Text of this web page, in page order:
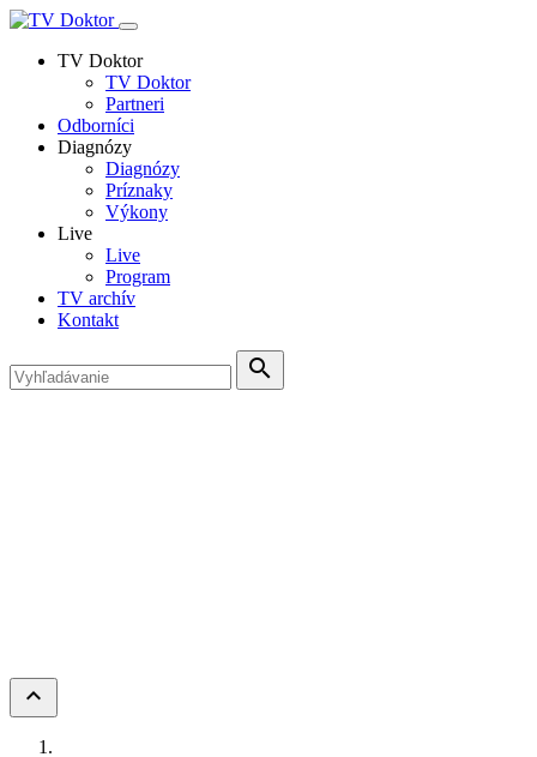
TV Doktor
TV Doktor
Partneri
Odborníci
Diagnózy
Diagnózy
Príznaky
Výkony
Live
Live
Program
TV archív
Kontakt
search
keyboard_arrow_up